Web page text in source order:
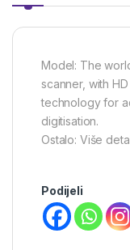
Model: The
scanner, with
technology for
digitisation.
Ostalo: Više
Podijeli